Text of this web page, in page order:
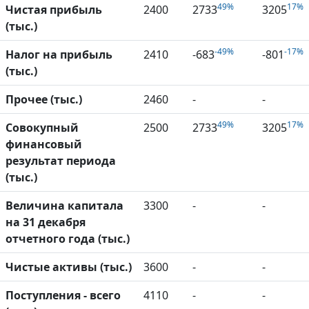
Чистая прибыль
(тыс.)
2400 273349% 320517%
Налог на прибыль
(тыс.)
2410 -683-49% -801-17%
Прочее (тыс.) 2460 -
-
Совокупный
финансовый
результат периода
(тыс.)
2500 273349% 320517%
Величина капитала
на 31 декабря
отчетного года (тыс.)
3300 - -
Чистые активы (тыс.) 3600 -
-
Поступления - всего
4110 - -